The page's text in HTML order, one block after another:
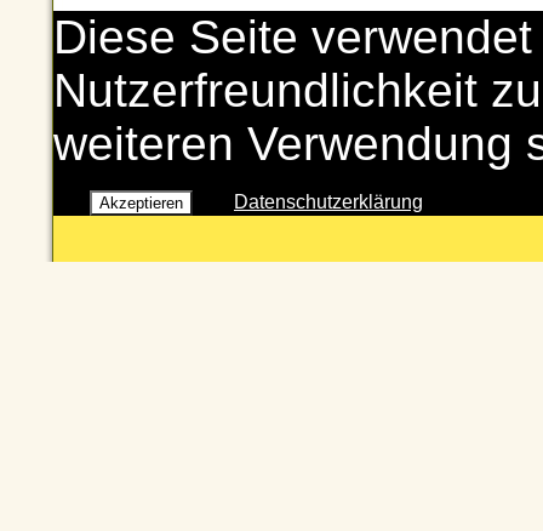
Diese Seite
Nutzerfreundlichkeit
weiteren Verwendung
Akzeptieren Datenschutzerklärung